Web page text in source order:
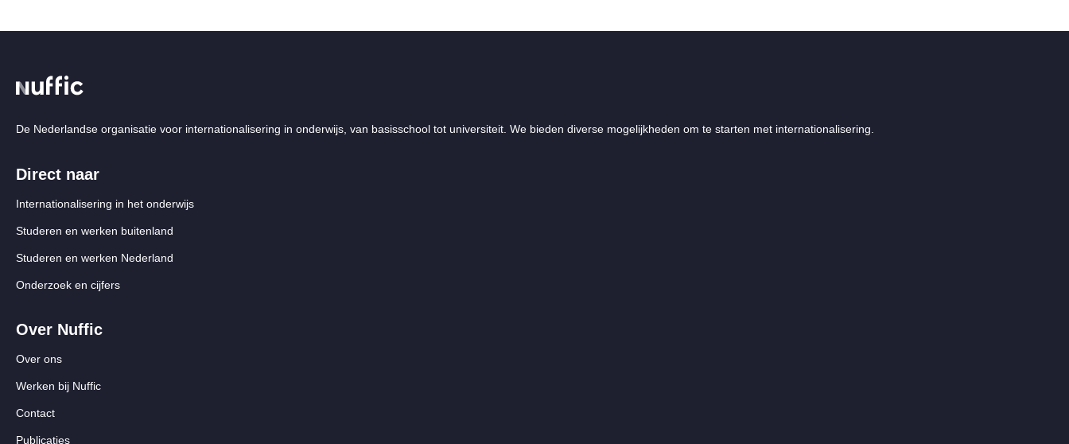
De Nederlandse organisatie voor internationalisering in onderwijs, van basisschool tot universiteit. We bieden diverse mogelijkheden om te starten met internationalisering.
Direct naar
Internationalisering in het onderwijs
Studeren en werken buitenland
Studeren en werken Nederland
Onderzoek en cijfers
Over Nuffic
Over ons
Werken bij Nuffic
Contact
Publicaties